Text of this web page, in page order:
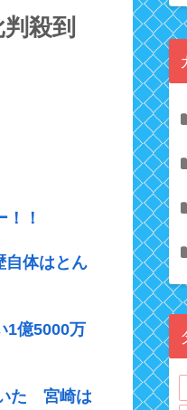
殺到
！
自体はとん
1億5000万
いた 宮崎は